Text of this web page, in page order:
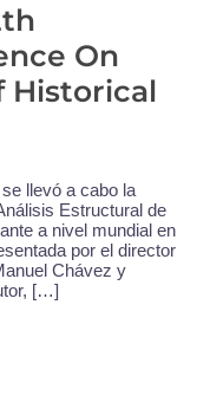
On
Historical
llevó a cabo la
Estructural de
a nivel mundial en
por el director
Chávez y
[…]